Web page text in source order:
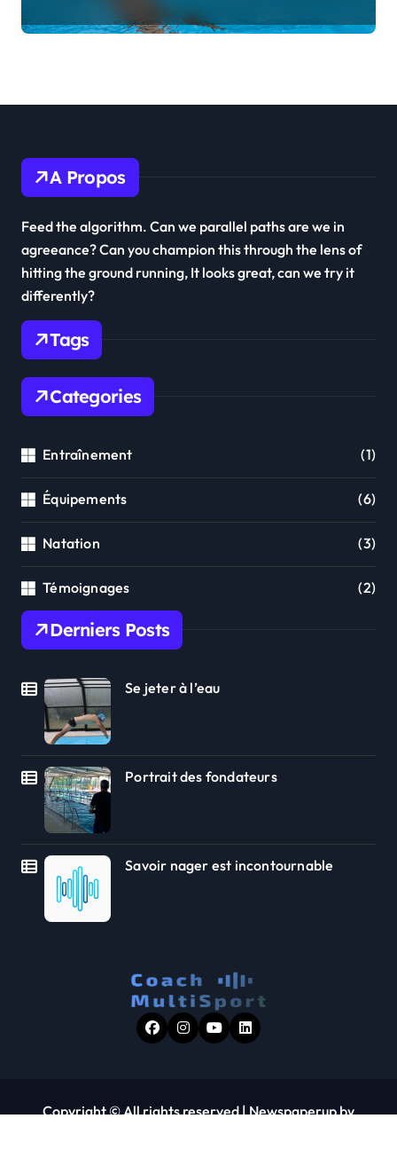
A Propos
Feed the algorithm. Can we parallel paths are we in
agreeance? Can you champion this through the lens of
hitting the ground running, It looks great, can we try it
differently?
Tags
Categories
Entraînement (1)
Équipements (6)
Natation (3)
Témoignages (2)
Derniers Posts
Se jeter à l’eau
Portrait des fondateurs
Savoir nager est incontournable
Copyright © All rights reserved|Newspaperupby